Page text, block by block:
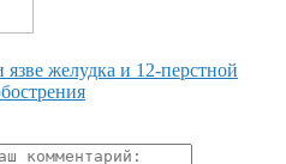
язве желудка и 12-перстной